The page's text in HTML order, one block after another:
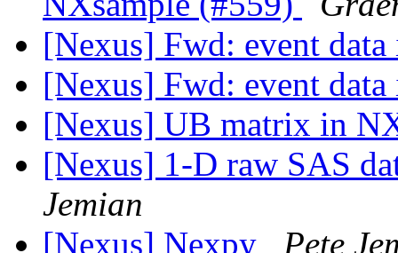
[Nexus] Fwd: event
[Nexus] Fwd: event
[Nexus] UB matrix in
[Nexus] 1-D raw SAS
Jemian
[Nexus] Nexpy
Pete